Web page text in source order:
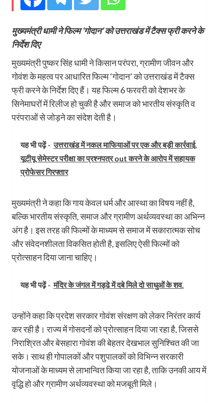
मुख्यमंत्री धामी ने फिल्म ‘गोदान’ को उत्तराखंड में टैक्स फ्री करने के
निर्देश दिए
मुख्यमंत्री पुष्कर सिंह धामी ने किसान परंपरा, ग्रामीण जीवन और
गोवंश के महत्व पर आधारित फिल्म ‘गोदान’ को उत्तराखंड में टैक्स
फ्री करने के निर्देश दिए हैं। यह फिल्म 6 फरवरी को देशभर के
सिनेमाघरों में रिलीज हो चुकी है और समाज को भारतीय संस्कृति व
परंपराओं से जोड़ने का संदेश देती है।
यह भी पढ़ें - उत्तराखंड में नकल माफियाओं पर एक और बड़ी कार्रवाई,
यूटीयू सेमेस्टर परीक्षा का प्रश्नपत्र out करने के आरोप में सहायक
प्रोफेसर गिरफ्तार
मुख्यमंत्री ने कहा कि गाय केवल धर्म और आस्था का विषय नहीं है,
बल्कि भारतीय संस्कृति, समाज और ग्रामीण अर्थव्यवस्था का अभिन्न
अंग है। इस तरह की फिल्मों के माध्यम से समाज में सकारात्मक सोच
और संवेदनशीलता विकसित होती है, इसलिए ऐसी फिल्मों को
प्रोत्साहन दिया जाना चाहिए।
यह भी पढ़ें - मंदिर के जंगल में गड्ढे में दबे मिले दो साधुओं के शव.
उन्होंने कहा कि प्रदेश सरकार गोवंश संरक्षण को लेकर निरंतर कार्य
कर रही है। राज्य में गोसदनों को प्रोत्साहन दिया जा रहा है, जिससे
निराश्रित और बेसहारा गोवंश की बेहतर देखभाल सुनिश्चित की जा
सके। साथ ही गोपालकों और पशुपालकों को विभिन्न सरकारी
योजनाओं के माध्यम से लाभान्वित किया जा रहा है, ताकि उनकी आय में
वृद्धि हो और ग्रामीण अर्थव्यवस्था को मजबूती मिले।